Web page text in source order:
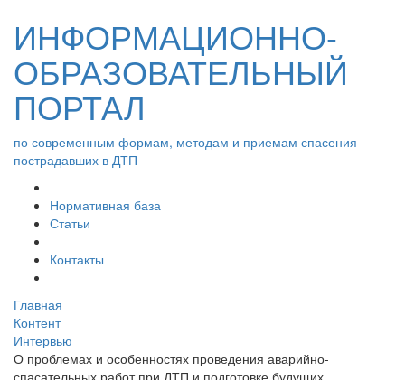
ИНФОРМАЦИОННО-
ОБРАЗОВАТЕЛЬНЫЙ
ПОРТАЛ
по современным формам, методам и приемам спасения
пострадавших в ДТП
Нормативная база
Статьи
Контакты
Главная
Контент
Интервью
О проблемах и особенностях проведения аварийно-
спасательных работ при ДТП и подготовке будущих